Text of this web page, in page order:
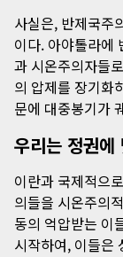
사실은, 반제국주
이다. 아야톨라에
과 시온주의자들
의 압제를 장기화
문에 대중봉기가
우리는 정권에
이란과 국제적으
의들을 시온주의
동의 억압받는 이
시작하여, 이들은